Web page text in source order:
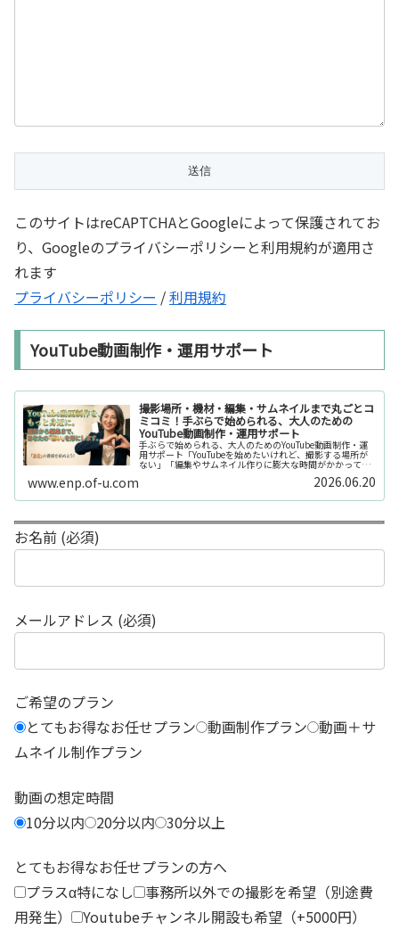
このサイトはreCAPTCHAとGoogleによって保護されてお
り、Googleのプライバシーポリシーと利用規約が適用さ
れます
プライバシーポリシー /利用規約
YouTube動画制作・運用サポート
撮影場所・機材・編集・サムネイルまで丸ごとコ
ミコミ！手ぶらで始められる、大人のための
YouTube動画制作・運用サポート
手ぶらで始められる、大人のためのYouTube動画制作・運
用サポート「YouTubeを始めたいけれど、撮影する場所が
ない」「編集やサムネイル作りに膨大な時間がかかって長
続きしない」「機材を揃えるだけで何万円もかかってしま
www.enp.of-u.com 2026.06.20
お名前 (必須)
メールアドレス (必須)
ご希望のプラン
とてもお得なお任せプラン 動画制作プラン 動画＋サ
ムネイル制作プラン
動画の想定時間
10分以内
20分以内 30分以上
とてもお得なお任せプランの方へ
プラスα特になし
事務所以外での撮影を希望（別途費
用発生）
Youtubeチャンネル開設も希望（+5000円）